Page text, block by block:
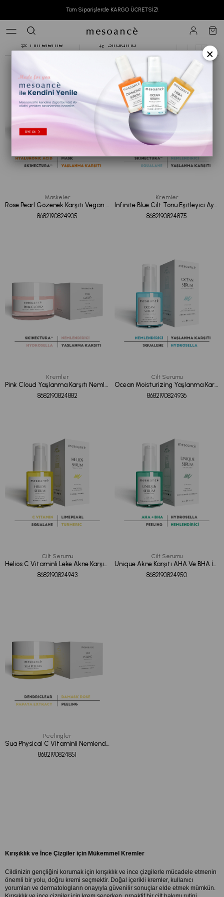
Tüm Siparişlerde KARGO ÜCRETSİZ!
Kırışıklık Karşıtı
Filtreleme Sıralama
Maskeler
8682190824905
Kremler
8682190824875
Kremler
8682190824882
Cilt Serumu
8682190824936
Cilt Serumu
Helios C Vitaminli Leke Akne Karşıtı Antioksidan Serum 30ML
8682190824943
Cilt Serumu
Unique Akne Karşıtı AHA Ve BHA İçerikli Yenileyici Arındırıcı Serum 30ML
8682190824950
Peelingler
Sua Physical C Vitaminli Nemlendirici Arındırıcı Peeling 50ML
8682190824851
Kırışıklık ve İnce Çizgiler için Mükemmel Kremler
Cildinizin gençliğini korumak için kırışıklık ve ince çizgilerle mücadele etmenin
önemli bir yolu, doğru kremi seçmektir. Doğal içerikli kremler, kullanıcı
yorumları ve dermatologların onayıyla güvenilir sonuçlar elde etmek mümkün.
×